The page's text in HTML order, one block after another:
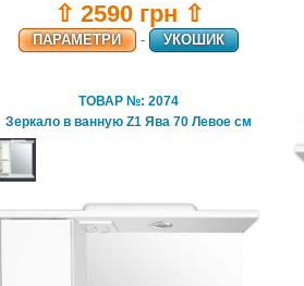
⇧ 2590 грн ⇧
ПАРАМЕТРИ - УКОШИК
ТОВАР №: 2074
Зеркало в ванную Z1 Ява 70 Левое см